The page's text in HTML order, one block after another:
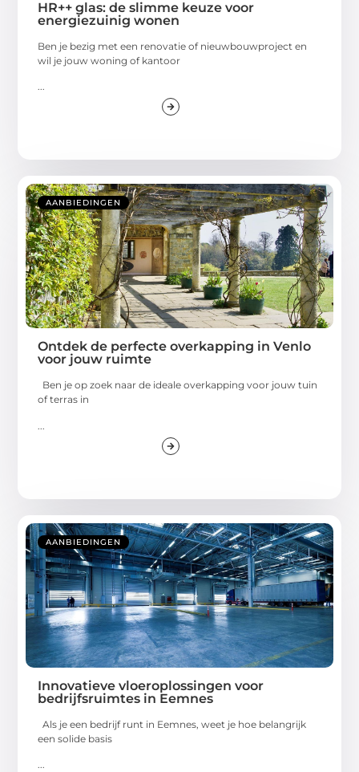
HR++ glas: de slimme keuze voor
energiezuinig wonen
Ben je bezig met een renovatie of nieuwbouwproject en
wil je jouw woning of kantoor
...
AANBIEDINGEN
Ontdek de perfecte overkapping in Venlo
voor jouw ruimte
Ben je op zoek naar de ideale overkapping voor jouw tuin
of terras in
AANBIEDINGEN
Innovatieve vloeroplossingen voor
bedrijfsruimtes in Eemnes
Als je een bedrijf runt in Eemnes, weet je hoe belangrijk
een solide basis
...